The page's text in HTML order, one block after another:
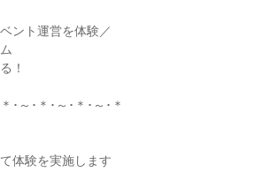
ント運営を体験／
！
･～･＊･～･＊･～･＊
体験を実施します